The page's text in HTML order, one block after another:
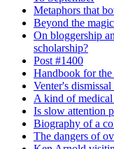
Metaphors that
Beyond the
On bloggership
scholarship?
Post #1400
Handbook for the
Venter's
A kind of
Is slow attention
Biography of a
The dangers of